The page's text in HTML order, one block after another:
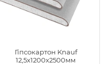
Гіпсокартон Knauf
12,5x1200x2500мм